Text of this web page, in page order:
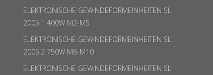
ELEKTRONISCHE GEWINDEFORMEINHEITEN SL
2005.1 400W M2-M5
ELEKTRONISCHE GEWINDEFORMEINHEITEN SL
2005.2 750W M6-M10
ELEKTRONISCHE GEWINDEFORMEINHEITEN SL